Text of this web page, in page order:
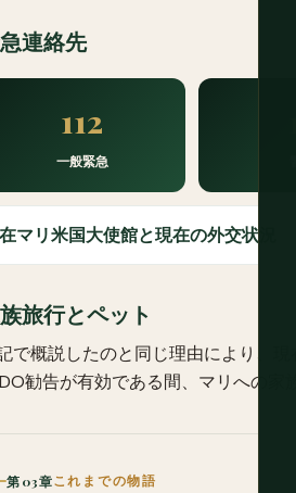
連絡先
112
一般緊急
在マリ米国大使館と現在の外交状況
旅行とペット
で概説したのと同じ理由により、
勧告が有効である間、マリへの家
第 03章これまでの物語